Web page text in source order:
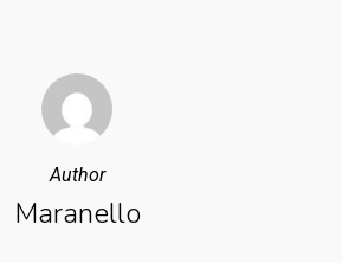
Author
Maranello